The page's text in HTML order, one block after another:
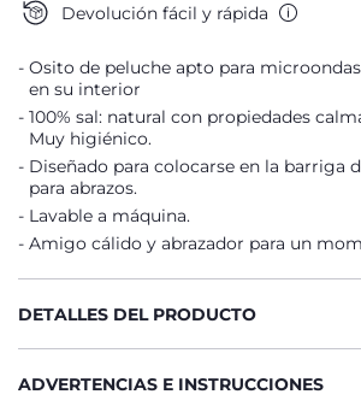
Devolución fácil y rápida
Osito de peluche apto para
en su interior
100% sal: natural con propiedades
Muy higiénico.
Diseñado para colocarse en la barriga
para abrazos.
Lavable a máquina.
Amigo cálido y abrazador para un
DETALLES DEL PRODUCTO
ADVERTENCIAS E INSTRUCCIONES